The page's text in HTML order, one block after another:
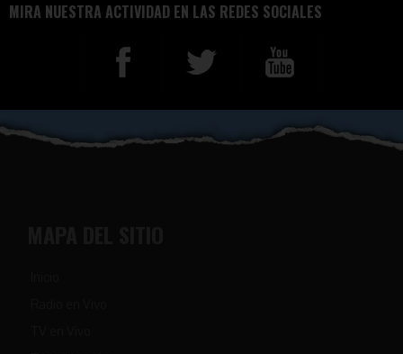
MIRA NUESTRA ACTIVIDAD EN LAS REDES SOCIALES